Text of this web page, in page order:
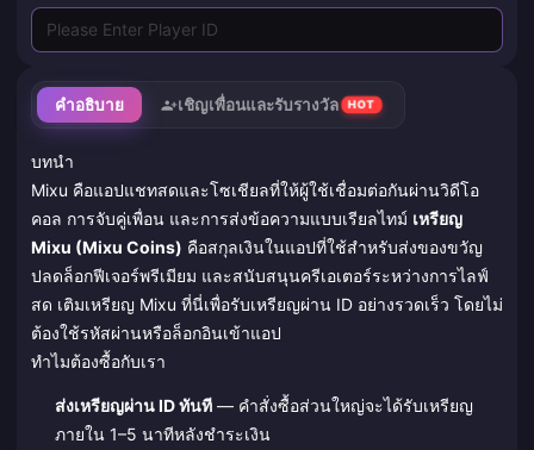
คำอธิบาย เชิญเพื่อนและรับรางวัล HOT
บทนำ
Mixu คือแอปแชทสดและโซเชียลที่ให้ผู้ใช้เชื่อมต่อกันผ่านวิดีโอ
คอล การจับคู่เพื่อน และการส่งข้อความแบบเรียลไทม์ เหรียญ
Mixu (Mixu Coins) คือสกุลเงินในแอปที่ใช้สำหรับส่งของขวัญ
ปลดล็อกฟีเจอร์พรีเมียม และสนับสนุนครีเอเตอร์ระหว่างการไลฟ์
สด เติมเหรียญ Mixu ที่นี่เพื่อรับเหรียญผ่าน ID อย่างรวดเร็ว โดยไม่
ต้องใช้รหัสผ่านหรือล็อกอินเข้าแอป
ทำไมต้องซื้อกับเรา
ส่งเหรียญผ่าน ID ทันที— คำสั่งซื้อส่วนใหญ่จะได้รับเหรียญ
ภายใน 1–5 นาทีหลังชำระเงิน